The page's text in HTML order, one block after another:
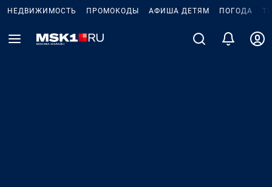
НЕДВИЖИМОСТЬ ПРОМОКОДЫ АФИША ДЕТЯМ ПОГОДА